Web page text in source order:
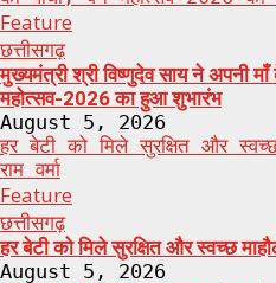
Feature
छत्तीसगढ़
मुख्यमंत्री श्री विष्णुदेव साय ने अपनी
महोत्सव-2026 का हुआ शुभारंभ
August 5, 2026
हर बेटी को मिले सुरक्षित और
राम वर्मा
Feature
छत्तीसगढ़
हर बेटी को मिले सुरक्षित और स्वच्छ
August 5, 2026